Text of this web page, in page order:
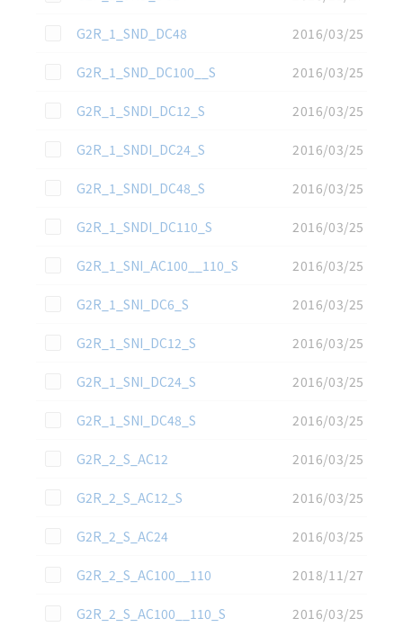
この資料を選択
G2R_1_SND_DC48
2016/03/25
この資料を選択
G2R_1_SND_DC100__S
2016/03/25
この資料を選択
G2R_1_SNDI_DC12_S
2016/03/25
この資料を選択
G2R_1_SNDI_DC24_S
2016/03/25
この資料を選択
G2R_1_SNDI_DC48_S
2016/03/25
この資料を選択
G2R_1_SNDI_DC110_S
2016/03/25
この資料を選択
G2R_1_SNI_AC100__110_S
2016/03/25
この資料を選択
G2R_1_SNI_DC6_S
2016/03/25
この資料を選択
G2R_1_SNI_DC12_S
2016/03/25
この資料を選択
G2R_1_SNI_DC24_S
2016/03/25
この資料を選択
G2R_1_SNI_DC48_S
2016/03/25
この資料を選択
G2R_2_S_AC12
2016/03/25
この資料を選択
G2R_2_S_AC12_S
2016/03/25
この資料を選択
G2R_2_S_AC24
2016/03/25
この資料を選択
G2R_2_S_AC100__110
2018/11/27
この資料を選択
G2R_2_S_AC100__110_S 2016/03/25